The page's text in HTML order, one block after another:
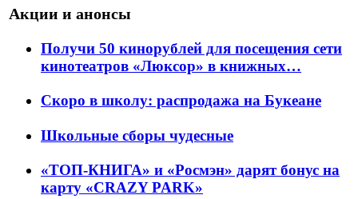
Акции и анонсы
Получи 50 кинорублей для посещения сети
кинотеатров «Люксор» в книжных…
Скоро в школу: распродажа на Букеане
Школьные сборы чудесные
«ТОП-КНИГА» и «Росмэн» дарят бонус на
карту «CRAZY PARK»